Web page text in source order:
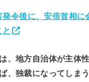
発令後に、安倍首相に
と
、地方自治体が主体
、独裁になってしまう